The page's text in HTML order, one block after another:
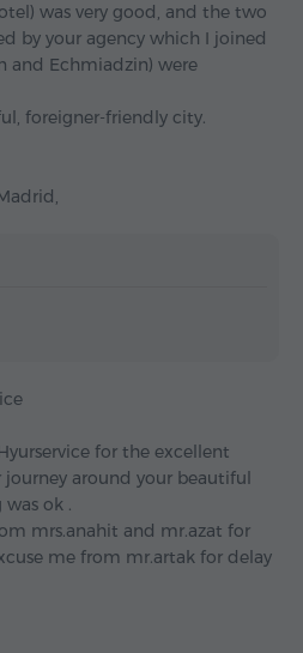
was very good, and the two
by your agency which I joined
and Echmiadzin) were
foreigner-friendly city.
for the excellent
around your beautiful
ok .
mrs.anahit and mr.azat for
me from mr.artak for delay